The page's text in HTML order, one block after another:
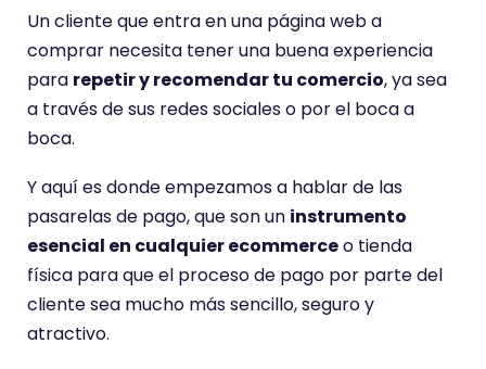
e
n
e
u
p
u
n
t
u
Un cliente que entra en una página web a
comprar necesita tener una buena experiencia
para repetir y recomendar tu comercio, ya sea
a través de sus redes sociales o por el boca a
boca.
Y aquí es donde empezamos a hablar de las
pasarelas de pago, que son un instrumento
esencial en cualquier ecommerceo tienda
física para que el proceso de pago por parte del
cliente sea mucho más sencillo, seguro y
atractivo.